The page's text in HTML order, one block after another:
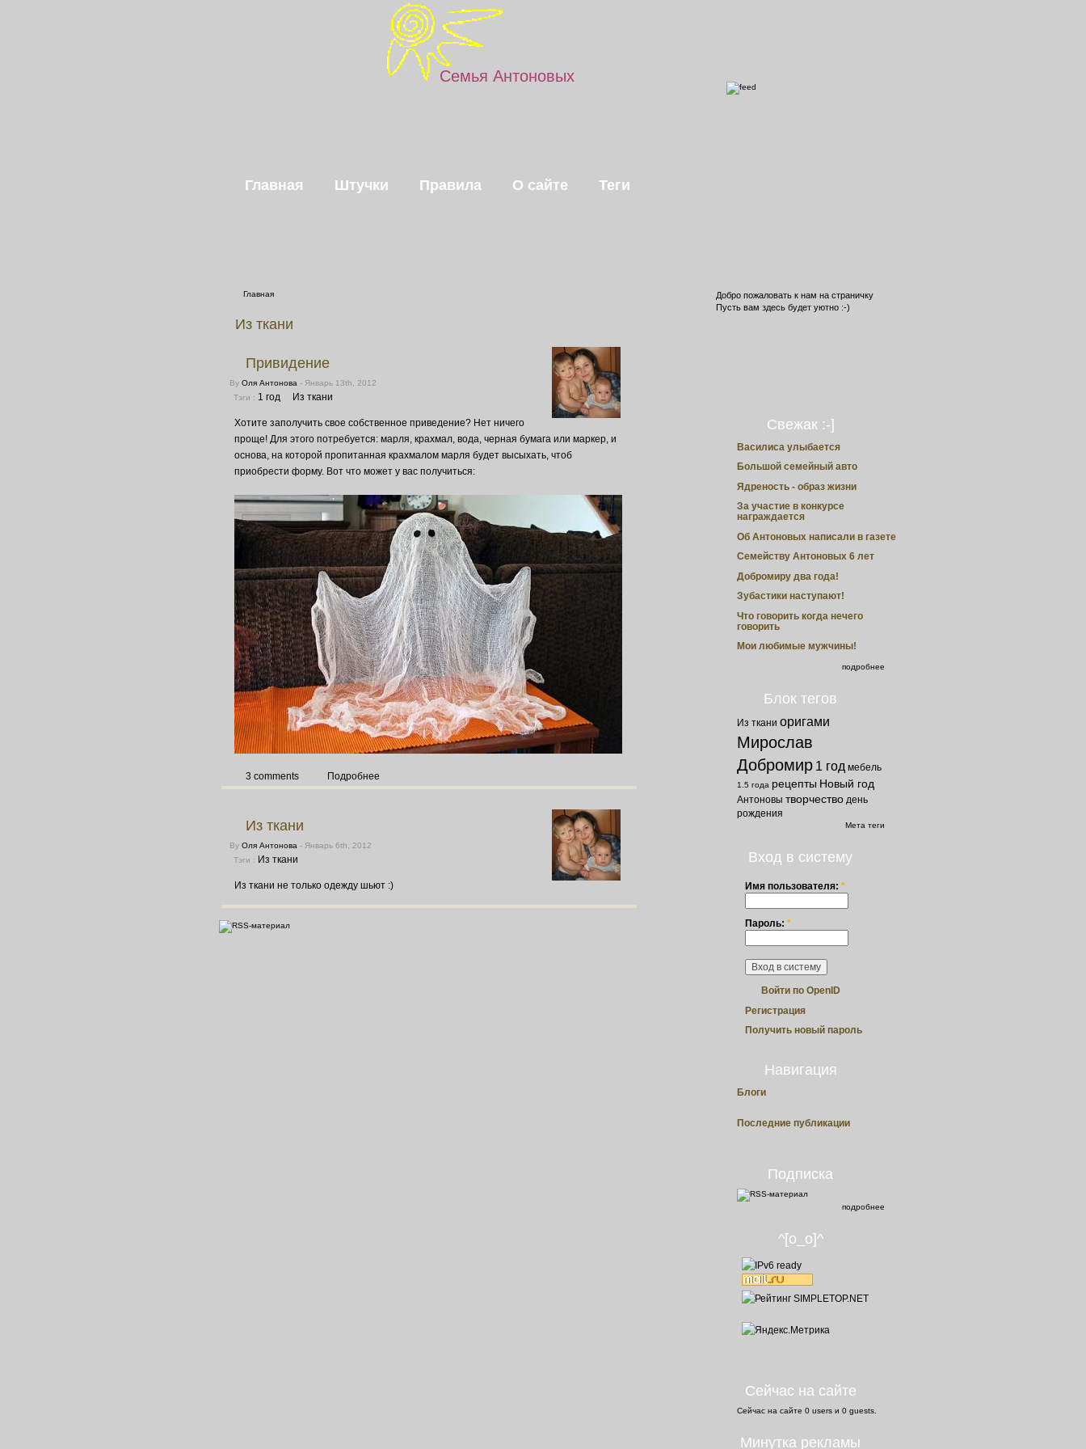
Семья Антоновых
Главная Штучки Правила О сайте Теги
Главная
Из ткани
Привидение
By Оля Антонова - Январь 13th, 2012
Тэги : 1 год Из ткани
Хотите заполучить свое собственное приведение? Нет ничего
проще! Для этого потребуется: марля, крахмал, вода, черная бумага или маркер, и
основа, на которой пропитанная крахмалом марля будет высыхать, чтоб
приобрести форму. Вот что может у вас получиться:
3 comments Подробнее
Из ткани
By Оля Антонова - Январь 6th, 2012
Тэги : Из ткани
Из ткани не только одежду шьют :)
Добро пожаловать к нам на страничку
Пусть вам здесь будет уютно :-)
Свежак :-]
Василиса улыбается
Большой семейный авто
Ядреность - образ жизни
За участие в конкурсе
награждается
Об Антоновых написали в газете
Семейству Антоновых 6 лет
Добромиру два года!
Зубастики наступают!
Что говорить когда нечего
говорить
Мои любимые мужчины!
подробнее
Блок тегов
Из ткани оригами
Мирослав
Добромир 1 год мебель
1.5 года рецепты Новый год
Антоновы творчество день
рождения
Мета теги
Вход в систему
Имя пользователя: *
Пароль: *
Войти по OpenID
Регистрация
Получить новый пароль
Навигация
Блоги
Последние публикации
Подписка
подробнее
^[o_o]^
Сейчас на сайте
Сейчас на сайте 0 users и 0 guests
Минутка рекламы